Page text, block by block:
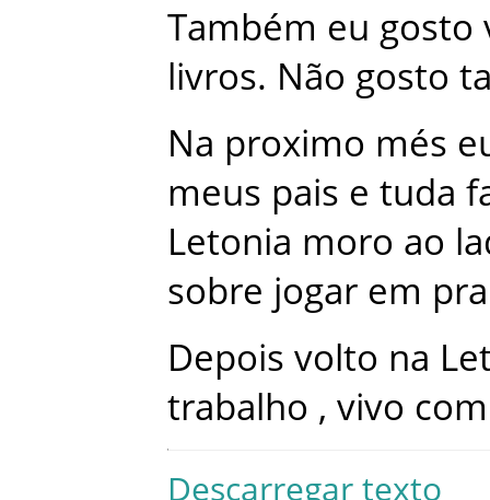
Também eu gosto
livros. Não gosto
Na proximo més
meus pais e tuda
Letonia moro ao
sobre jogar em
Depois volto na
trabalho , vivo com
Descarregar texto